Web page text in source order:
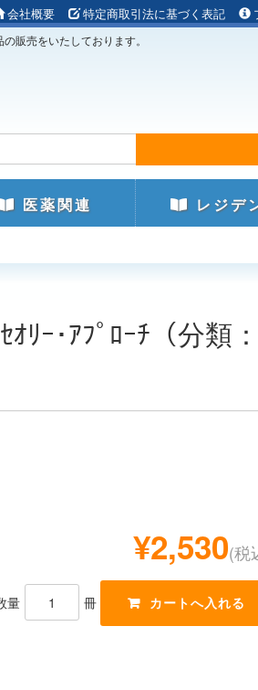
会社概要 特定商取引法に基づく表記
販売をいたしております。
医薬関連 レジデ
ﾘｰ･ｱﾌﾟﾛｰﾁ（分類：
¥2,530(税
量 冊